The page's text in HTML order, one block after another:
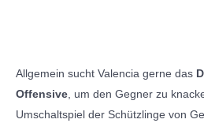
Allgemein sucht Valencia gerne das
Offensive , um den Gegner zu
Umschaltspiel der Schützlinge von